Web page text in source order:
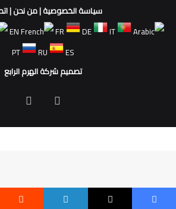
سياسة الخصوصية|من نحن|
EN FR DE
IT
PT
RU
ES
تصميم شركة الهرم الرابع
فيسبوك